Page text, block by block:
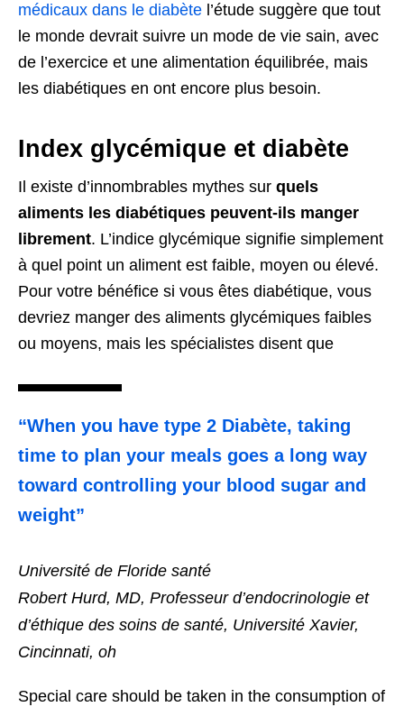
médicaux dans le diabète l’étude suggère que tout
le monde devrait suivre un mode de vie sain, avec
de l’exercice et une alimentation équilibrée, mais
les diabétiques en ont encore plus besoin.
Index glycémique et diabète
Il existe d’innombrables mythes sur quels
aliments les diabétiques peuvent-ils manger
librement. L’indice glycémique signifie simplement
à quel point un aliment est faible, moyen ou élevé.
Pour votre bénéfice si vous êtes diabétique, vous
devriez manger des aliments glycémiques faibles
ou moyens, mais les spécialistes disent que
“When you have type 2 Diabète, taking
time to plan your meals goes a long way
toward controlling your blood sugar and
weight”
Université de Floride santé
Robert Hurd, MD, Professeur d’endocrinologie et
d’éthique des soins de santé, Université Xavier,
Cincinnati, oh
Special care should be taken in the consumption of